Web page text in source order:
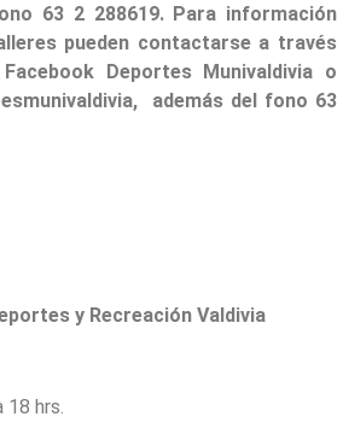
63 2 288619. Para información
pueden contactarse a través
Deportes Munivaldivia o
además del fono 63
y Recreación Valdivia
18 hrs.